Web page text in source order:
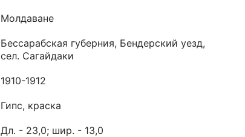
Молдаване
Бессарабская губерния, Бендерский уезд,
сел. Сагайдаки
1910-1912
Гипс, краска
Дл. - 23,0; шир. - 13,0